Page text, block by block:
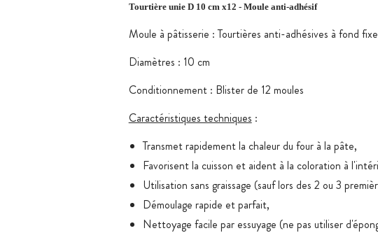
Tourtière unie D 10 cm x12 - Moule anti-adhésif
Moule à pâtisserie : Tourtières anti-adhésives à fond
Diamètres : 10 cm
Conditionnement : Blister de 12 moules
Caractéristiques techniques :
Transmet rapidement la chaleur du four à la pâte,
Favorisent la cuisson et aident à la coloration à
Utilisation sans graissage (sauf lors des 2 ou 3
Démoulage rapide et parfait,
Nettoyage facile par essuyage (ne pas utiliser